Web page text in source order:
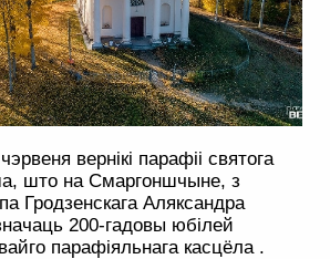
вернікі парафіі святога
што на Смаргоншчыне, з
Гродзенскага Аляксандра
200-гадовы юбілей
парафіяльнага касцёла .